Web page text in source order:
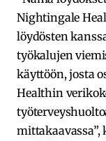
Nightingale
löydösten
työkalujen
käyttöön, josta
Healthin